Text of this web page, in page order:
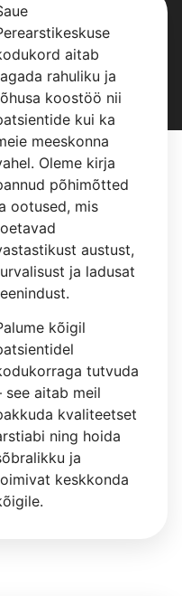
aitab
rahuliku ja
koostöö nii
kui ka
meeskonna
Oleme kirja
põhimõtted
ootused, mis
austust,
ja ladusat
kõigil
tutvuda
see aitab meil
kvaliteetset
ning hoida
ja
keskkonda